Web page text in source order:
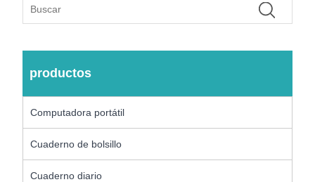
productos
Computadora portátil
Cuaderno de bolsillo
Cuaderno diario